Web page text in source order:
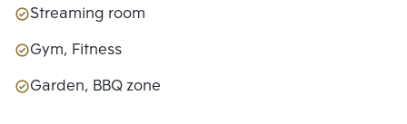
Streaming room
Gym, Fitness
Garden, BBQ zone